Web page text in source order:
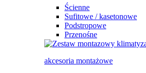
Ścienne
Sufitowe / kasetonowe
Podstropowe
Przenośne
akcesoria montażowe